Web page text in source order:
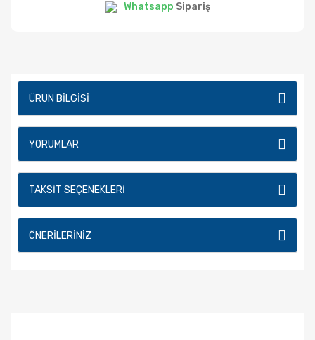
Whatsapp Sipariş
ÜRÜN BILGISI
YORUMLAR
TAKSIT SEÇENEKLERI
ÖNERILERINIZ